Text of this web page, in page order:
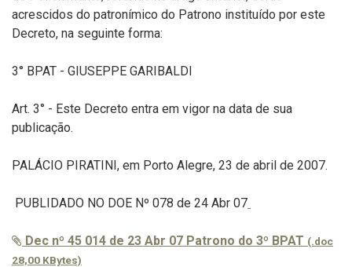
acrescidos do patronímico do Patrono instituído por este
Decreto, na seguinte forma:
3° BPAT - GIUSEPPE GARIBALDI
Art. 3° - Este Decreto entra em vigor na data de sua
publicação.
PALÁCIO PIRATINI, em Porto Alegre, 23 de abril de 2007.
PUBLIDADO NO DOE Nº 078 de 24 Abr 07
Dec nº 45 014 de 23 Abr 07 Patrono do 3º BPAT (.doc
28,00 KBytes)